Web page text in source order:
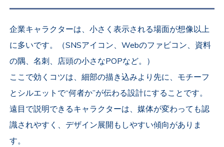
企業キャラクターは、小さく表示される場面が想像以上
に多いです。（SNSアイコン、Webのファビコン、資料
の隅、名刺、店頭の小さなPOPなど。）
ここで効くコツは、細部の描き込みより先に、モチーフ
とシルエットで“何者か”が伝わる設計にすることです。
遠目で説明できるキャラクターは、媒体が変わっても認
識されやすく、デザイン展開もしやすい傾向がありま
す。